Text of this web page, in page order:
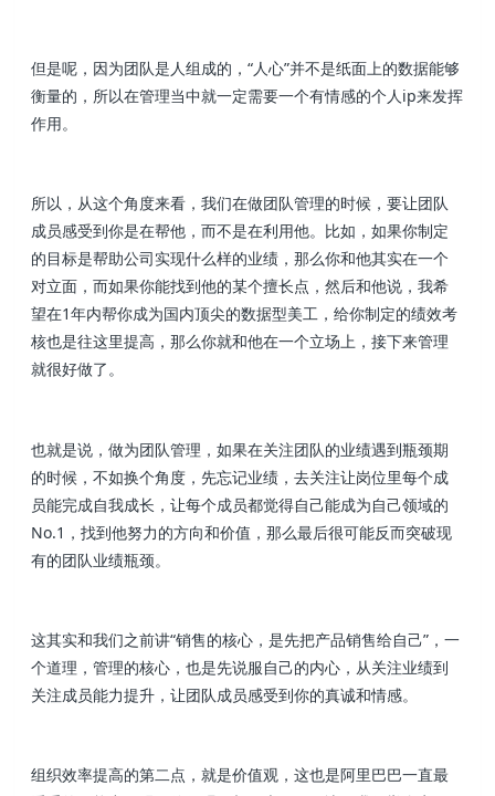
但是呢，因为团队是人组成的，“人心”并不是纸面上的数据能够
衡量的，所以在管理当中就一定需要一个有情感的个人ip来发挥
作用。
所以，从这个角度来看，我们在做团队管理的时候，要让团队
成员感受到你是在帮他，而不是在利用他。比如，如果你制定
的目标是帮助公司实现什么样的业绩，那么你和他其实在一个
对立面，而如果你能找到他的某个擅长点，然后和他说，我希
望在1年内帮你成为国内顶尖的数据型美工，给你制定的绩效考
核也是往这里提高，那么你就和他在一个立场上，接下来管理
就很好做了。
也就是说，做为团队管理，如果在关注团队的业绩遇到瓶颈期
的时候，不如换个角度，先忘记业绩，去关注让岗位里每个成
员能完成自我成长，让每个成员都觉得自己能成为自己领域的
No.1，找到他努力的方向和价值，那么最后很可能反而突破现
有的团队业绩瓶颈。
这其实和我们之前讲“销售的核心，是先把产品销售给自己”，一
个道理，管理的核心，也是先说服自己的内心，从关注业绩到
关注成员能力提升，让团队成员感受到你的真诚和情感。
组织效率提高的第二点，就是价值观，这也是阿里巴巴一直最